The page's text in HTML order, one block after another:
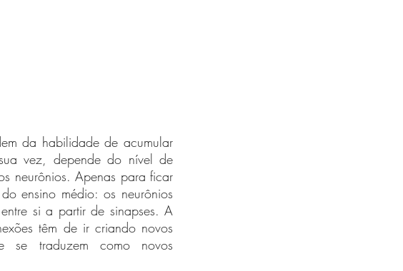
da habilidade de acumular
vez, depende do nível de
neurônios. Apenas para ficar
ensino médio: os neurônios
si a partir de sinapses. A
têm de ir criando novos
se traduzem como novos